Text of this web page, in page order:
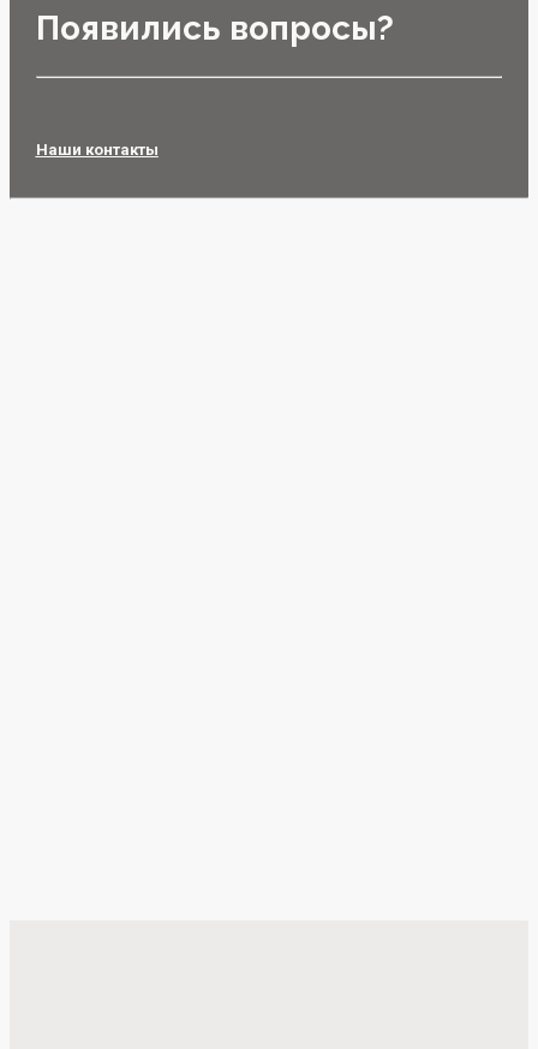
Появились вопросы?
Наши контакты